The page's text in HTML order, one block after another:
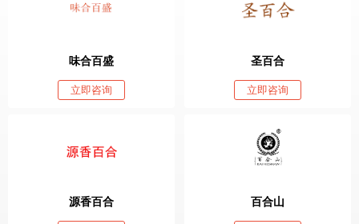
味合百盛
立即咨询
圣百合
立即咨询
源香百合 百合山